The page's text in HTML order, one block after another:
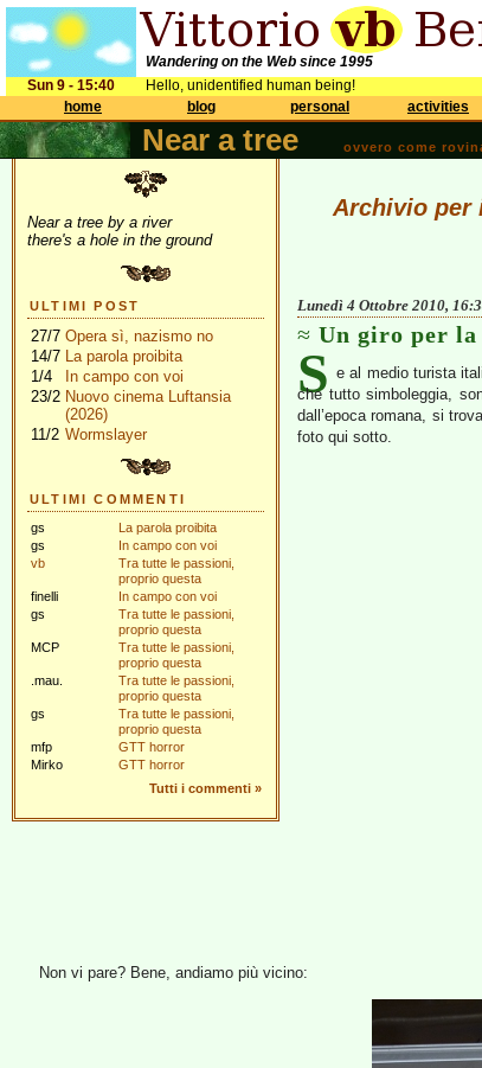
Wandering on the Web since 1995
Sun 9 - 15:40
Hello, unidentified human being!
home
blog personal activities
Near a tree ovvero come
Near a tree by a river
there's a hole in the ground
ULTIMI POST
27/7 Opera sì, nazismo no
14/7 La parola proibita
1/4
In campo con voi
23/2 Nuovo cinema Luftansia
(2026)
11/2 Wormslayer
ULTIMI COMMENTI
gs
La parola proibita
gs
In campo con voi
vb
Tra tutte le passioni,
proprio questa
finelli
In campo con voi
gs
Tra tutte le passioni,
proprio questa
MCP
Tra tutte le passioni,
proprio questa
.mau.
Tra tutte le passioni,
proprio questa
gs
Tra tutte le passioni,
proprio questa
mfp
GTT horror
Mirko
GTT horror
Tutti i commenti »
Archivio per
Lunedì 4 Ottobre 2010,
Un giro per
S e al medio turista
che tutto simboleggia,
dall’epoca romana, si
foto qui sotto.
Non vi pare? Bene, andiamo più vicino: